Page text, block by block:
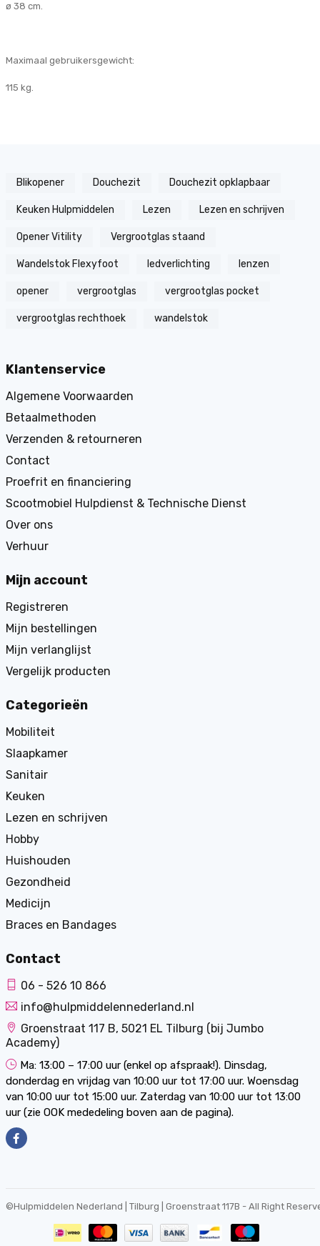
ø 38 cm.
Maximaal gebruikersgewicht:
115 kg.
Blikopener Douchezit Douchezit opklapbaar
Keuken Hulpmiddelen Lezen Lezen en schrijven
Opener Vitility Vergrootglas staand
Wandelstok Flexyfoot ledverlichting lenzen
opener vergrootglas vergrootglas pocket
vergrootglas rechthoek wandelstok
Klantenservice
Algemene Voorwaarden
Betaalmethoden
Verzenden & retourneren
Contact
Proefrit en financiering
Scootmobiel Hulpdienst & Technische Dienst
Over ons
Verhuur
Mijn account
Registreren
Mijn bestellingen
Mijn verlanglijst
Vergelijk producten
Categorieën
Mobiliteit
Slaapkamer
Sanitair
Keuken
Lezen en schrijven
Hobby
Huishouden
Gezondheid
Medicijn
Braces en Bandages
Contact
06 - 526 10 866
info@hulpmiddelennederland.nl
Groenstraat 117 B, 5021 EL Tilburg (bij Jumbo
Academy)
Ma: 13:00 – 17:00 uur (enkel op afspraak!). Dinsdag,
donderdag en vrijdag van 10:00 uur tot 17:00 uur. Woensdag
van 10:00 uur tot 15:00 uur. Zaterdag van 10:00 uur tot 13:00
uur (zie OOK mededeling boven aan de pagina).
©Hulpmiddelen Nederland | Tilburg | Groenstraat 117B - All Right